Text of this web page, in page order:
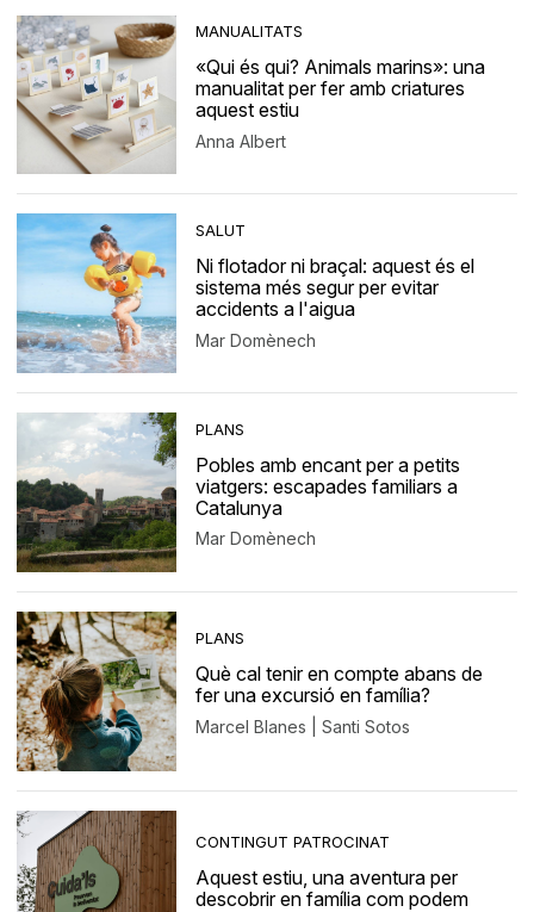
MANUALITATS
«Qui és qui? Animals marins»: una
manualitat per fer amb criatures
aquest estiu
Anna Albert
SALUT
Ni flotador ni braçal: aquest és el
sistema més segur per evitar
accidents a l'aigua
Mar Domènech
PLANS
Pobles amb encant per a petits
viatgers: escapades familiars a
Catalunya
Mar Domènech
PLANS
Què cal tenir en compte abans de
fer una excursió en família?
Marcel Blanes | Santi Sotos
CONTINGUT PATROCINAT
Aquest estiu, una aventura per
descobrir en família com podem